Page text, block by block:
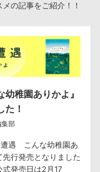
の記事をご紹介！！
稚園ありかよ』
た！
集部
遭遇 こんな幼稚園あ
行発売となりました
式発売日は2月17